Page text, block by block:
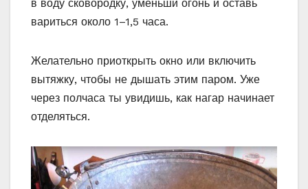
в воду сковородку, уменьши огонь и оставь
вариться около 1–1,5 часа.
Желательно приоткрыть окно или включить
вытяжку, чтобы не дышать этим паром. Уже
через полчаса ты увидишь, как нагар начинает
отделяться.